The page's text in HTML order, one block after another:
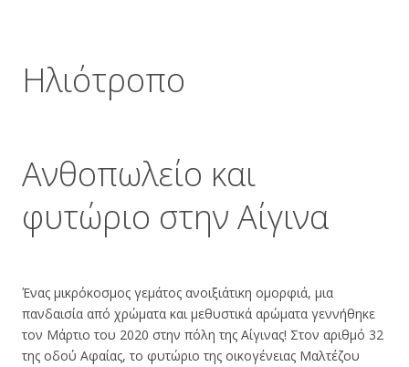
Ηλιότροπο
Ανθοπωλείο και
φυτώριο στην Αίγινα
Ένας μικρόκοσμος γεμάτος ανοιξιάτικη ομορφιά, μια
πανδαισία από χρώματα και μεθυστικά αρώματα γεννήθηκε
τον Μάρτιο του 2020 στην πόλη της Αίγινας! Στον αριθμό 32
της οδού Αφαίας, το φυτώριο της οικογένειας Μαλτέζου